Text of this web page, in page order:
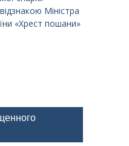
Міністра
«Хрест пошани»